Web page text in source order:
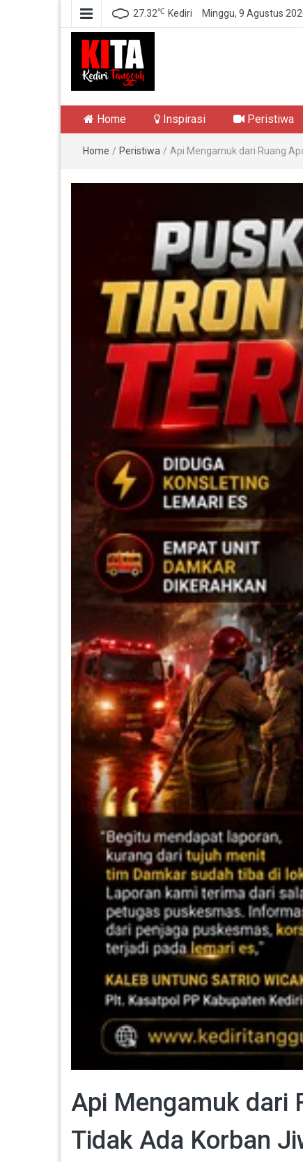
27.32℃ Kediri Minggu, 9 Agustus
Kediri Tangguh
Home Inspirasi Peristiwa
Home / Peristiwa / Api Mengamuk dari Ruang
Api Mengamuk dari
Tidak Ada Korban